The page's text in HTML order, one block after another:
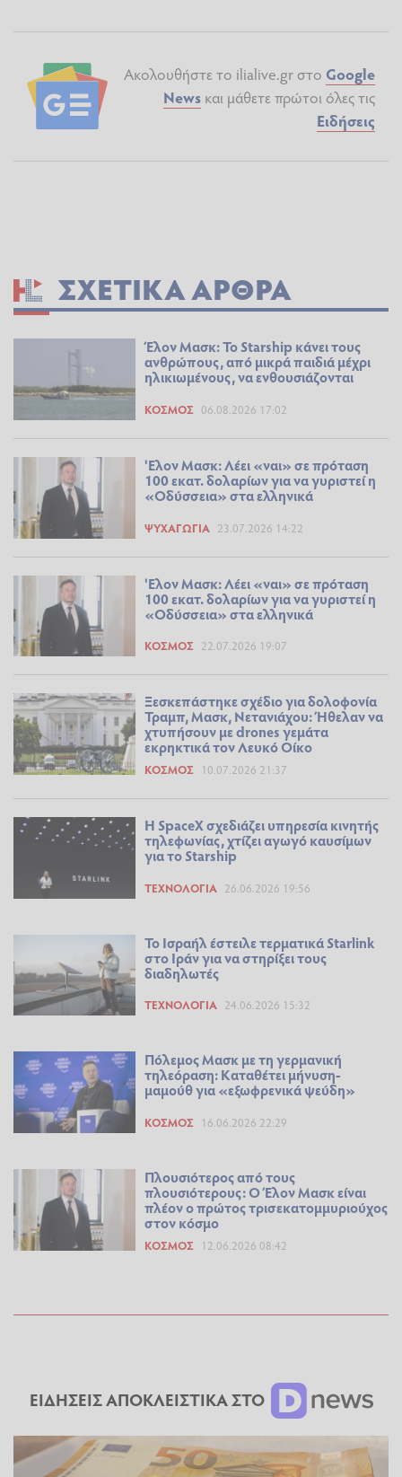
Ακολουθήστε το ilialive.gr στο Google
News και μάθετε πρώτοι όλες τις
Ειδήσεις
ΣΧΕΤΙΚΆ ΆΡΘΡΑ
Έλον Μασκ: Το Starship κάνει τους
ανθρώπους, από μικρά παιδιά μέχρι
ηλικιωμένους, να ενθουσιάζονται
ΚΌΣΜΟΣ 06.08.2026 17:02
'Ελον Μασκ: Λέει «ναι» σε πρόταση
100 εκατ. δολαρίων για να γυριστεί η
«Οδύσσεια» στα ελληνικά
ΨΥΧΑΓΩΓΊΑ 23.07.2026 14:22
'Ελον Μασκ: Λέει «ναι» σε πρόταση
100 εκατ. δολαρίων για να γυριστεί η
«Οδύσσεια» στα ελληνικά
ΚΌΣΜΟΣ 22.07.2026 19:07
Ξεσκεπάστηκε σχέδιο για δολοφονία
Τραμπ, Μασκ, Νετανιάχου: Ήθελαν να
χτυπήσουν με drones γεμάτα
εκρηκτικά τον Λευκό Οίκο
ΚΌΣΜΟΣ 10.07.2026 21:37
H SpaceX σχεδιάζει υπηρεσία κινητής
τηλεφωνίας, χτίζει αγωγό καυσίμων
για το Starship
ΤΕΧΝΟΛΟΓΊΑ 26.06.2026 19:56
Το Ισραήλ έστειλε τερματικά Starlink
στο Ιράν για να στηρίξει τους
διαδηλωτές
ΤΕΧΝΟΛΟΓΊΑ 24.06.2026 15:32
Πόλεμος Μασκ με τη γερμανική
τηλεόραση: Καταθέτει μήνυση-
μαμούθ για «εξωφρενικά ψεύδη»
ΚΌΣΜΟΣ 16.06.2026 22:29
Πλουσιότερος από τους
πλουσιότερους: Ο Έλον Μασκ είναι
πλέον ο πρώτος τρισεκατομμυριούχος
στον κόσμο
ΚΌΣΜΟΣ 12.06.2026 08:42
ΕΙΔΗΣΕΙΣ ΑΠΟΚΛΕΙΣΤΙΚΑ ΣΤΟ